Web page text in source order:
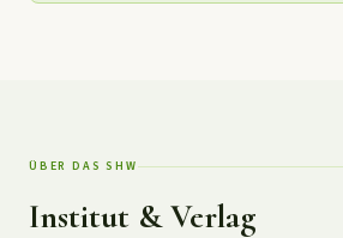
ÜBER DAS SHW
Institut & Verlag